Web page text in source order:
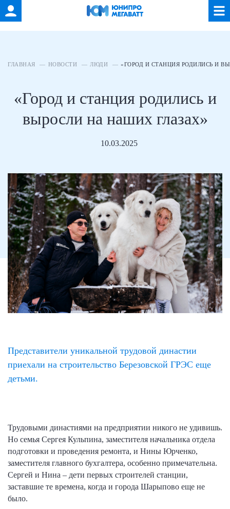
ГЛАВНАЯ НОВОСТИ ЛЮДИ «ГОРОД И СТАНЦИЯ РОДИЛИСЬ И
«Город и станция родились и
выросли на наших глазах»
10.03.2025
Представители уникальной трудовой династии
приехали на строительство Березовской ГРЭС еще
детьми.
Трудовыми династиями на предприятии никого не удивишь.
Но семья Сергея Кульпина, заместителя начальника отдела
подготовки и проведения ремонта, и Нины Юрченко,
заместителя главного бухгалтера, особенно примечательна.
Сергей и Нина – дети первых строителей станции,
заставшие те времена, когда и города Шарыпово еще не
было.